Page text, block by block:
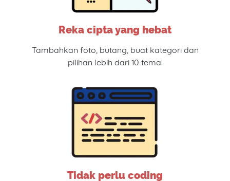
Reka cipta yang hebat
Tambahkan foto, butang, buat kategori dan
pilihan lebih dari 10 tema!
Tidak perlu coding